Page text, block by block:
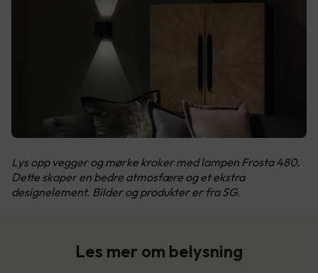
Lys opp vegger og mørke kroker med lampen Frosta 480.
Dette skaper en bedre atmosfære og et ekstra
designelement. Bilder og produkter er fra SG.
Les mer om belysning